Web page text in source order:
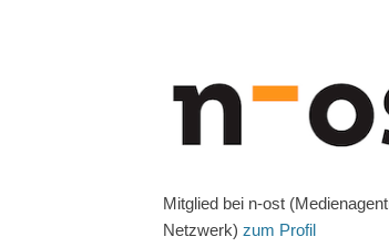
Mitglied bei n-ost
Netzwerk) zum Profil